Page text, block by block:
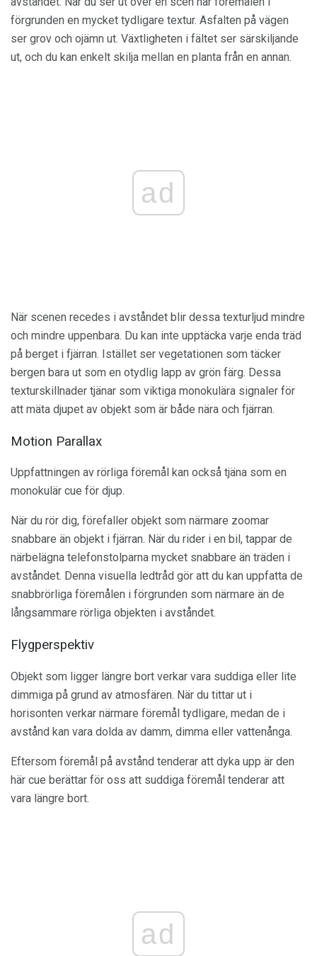
förgrunden en mycket tydligare textur. Asfalten på vägen
ser grov och ojämn ut. Växtligheten i fältet ser särskiljande
ut, och du kan enkelt skilja mellan en planta från en annan.
ad
När scenen recedes i avståndet blir dessa texturljud mindre
och mindre uppenbara. Du kan inte upptäcka varje enda träd
på berget i fjärran. Istället ser vegetationen som täcker
bergen bara ut som en otydlig lapp av grön färg. Dessa
texturskillnader tjänar som viktiga monokulära signaler för
att mäta djupet av objekt som är både nära och fjärran.
Motion Parallax
Uppfattningen av rörliga föremål kan också tjäna som en
monokulär cue för djup.
När du rör dig, förefaller objekt som närmare zoomar
snabbare än objekt i fjärran. När du rider i en bil, tappar de
närbelägna telefonstolparna mycket snabbare än träden i
avståndet. Denna visuella ledtråd gör att du kan uppfatta de
snabbrörliga föremålen i förgrunden som närmare än de
långsammare rörliga objekten i avståndet.
Flygperspektiv
Objekt som ligger längre bort verkar vara suddiga eller lite
dimmiga på grund av atmosfären. När du tittar ut i
horisonten verkar närmare föremål tydligare, medan de i
avstånd kan vara dolda av damm, dimma eller vattenånga.
Eftersom föremål på avstånd tenderar att dyka upp är den
här cue berättar för oss att suddiga föremål tenderar att
vara längre bort.
ad